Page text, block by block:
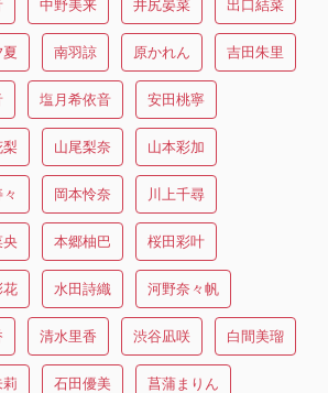
中野美来 井尻晏菜 出口結菜
南羽諒 原かれん 吉田朱里
塩月希依音 安田桃寧
山尾梨奈 山本彩加
岡本怜奈 川上千尋
央 本郷柚巴 桜田彩叶
花 水田詩織 河野奈々帆
清水里香 渋谷凪咲 白間美瑠
石田優美 菖蒲まりん